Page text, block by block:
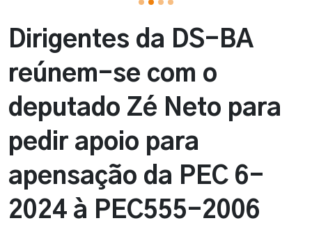
Dirigentes da DS-BA
reúnem-se com o
deputado Zé Neto para
pedir apoio para
apensação da PEC 6-
2024 à PEC555-2006